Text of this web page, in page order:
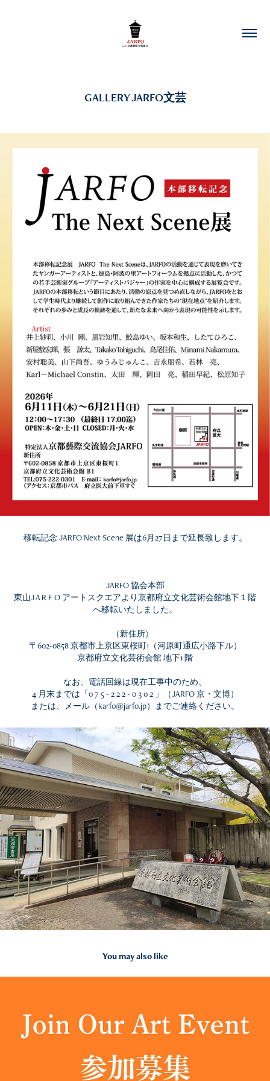
GALLERY JARFO文芸
移転記念 JARFO Next Scene 展は6月27日まで延長致します。
JARFO 協会本部
東山J A R F O アートスクエアより京都府立文化芸術会館地下１階
へ移転いたしました。
（新住所)
〒602-0858 京都市上京区東桜町1（河原町通広小路下ル）
京都府立文化芸術会館 地下1 階
なお、電話回線は現在工事中のため、
4 月末までは「0 7 5 - 2 2 2 - 0 3 0 2 」（JARFO 京・文博）
または、メール（karfo@jarfo.jp）までご連絡ください。
You may also like
参加募集